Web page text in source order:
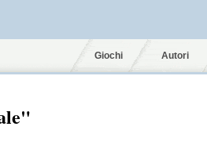
Giochi Autori